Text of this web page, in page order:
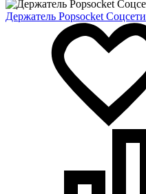
Держатель Popsocket Соцсети